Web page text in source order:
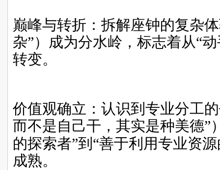
巅峰与转折：拆解座钟的复杂
杂”）成为分水岭，标志着从“
转变。
价值观确立：认识到专业分工
而不是自己干，其实是种美德”
的探索者”到“善于利用专业资
成熟。